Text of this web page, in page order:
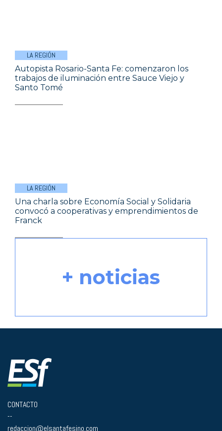
LA REGIÓN
Autopista Rosario-Santa Fe: comenzaron los
trabajos de iluminación entre Sauce Viejo y
Santo Tomé
LA REGIÓN
Una charla sobre Economía Social y Solidaria
convocó a cooperativas y emprendimientos de
Franck
+ noticias
CONTACTO
--
redaccion@elsantafesino.com